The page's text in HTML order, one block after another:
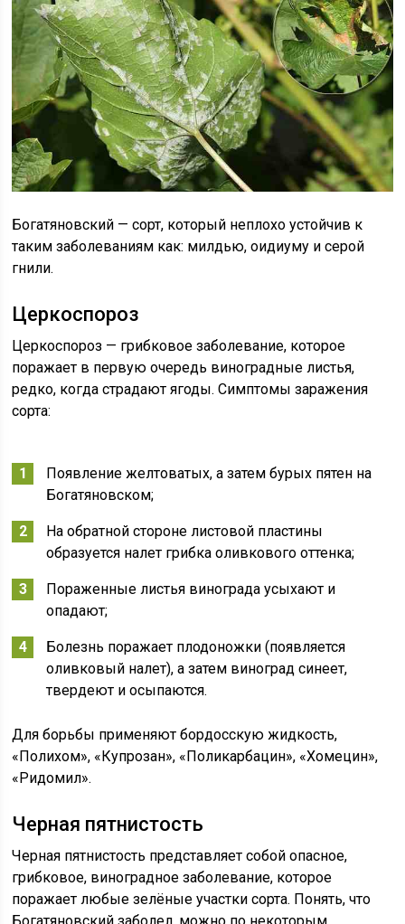
Богатяновский — сорт, который неплохо устойчив к
таким заболеваниям как: милдью, оидиуму и серой
гнили.
Церкоспороз
Церкоспороз — грибковое заболевание, которое
поражает в первую очередь виноградные листья,
редко, когда страдают ягоды. Симптомы заражения
сорта:
Появление желтоватых, а затем бурых пятен на
Богатяновском;
На обратной стороне листовой пластины
образуется налет грибка оливкового оттенка;
Пораженные листья винограда усыхают и
опадают;
Болезнь поражает плодоножки (появляется
оливковый налет), а затем виноград синеет,
твердеют и осыпаются.
Для борьбы применяют бордосскую жидкость,
«Полихом», «Купрозан», «Поликарбацин», «Хомецин»,
«Ридомил».
Черная пятнистость
Черная пятнистость представляет собой опасное,
грибковое, виноградное заболевание, которое
поражает любые зелёные участки сорта. Понять, что